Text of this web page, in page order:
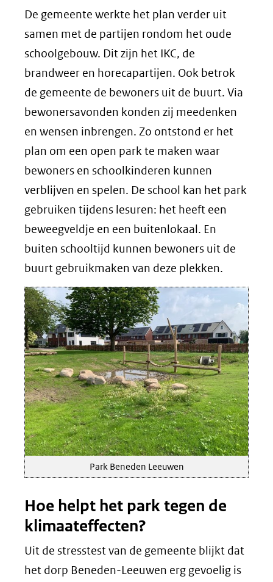
De gemeente werkte het plan verder uit
samen met de partijen rondom het oude
schoolgebouw. Dit zijn het IKC, de
brandweer en horecapartijen. Ook betrok
de gemeente de bewoners uit de buurt. Via
bewonersavonden konden zij meedenken
en wensen inbrengen. Zo ontstond er het
plan om een open park te maken waar
bewoners en schoolkinderen kunnen
verblijven en spelen. De school kan het park
gebruiken tijdens lesuren: het heeft een
beweegveldje en een buitenlokaal. En
buiten schooltijd kunnen bewoners uit de
buurt gebruikmaken van deze plekken.
Park Beneden Leeuwen
Hoe helpt het park tegen de
klimaateffecten?
Uit de stresstest van de gemeente blijkt dat
het dorp Beneden-Leeuwen erg gevoelig is